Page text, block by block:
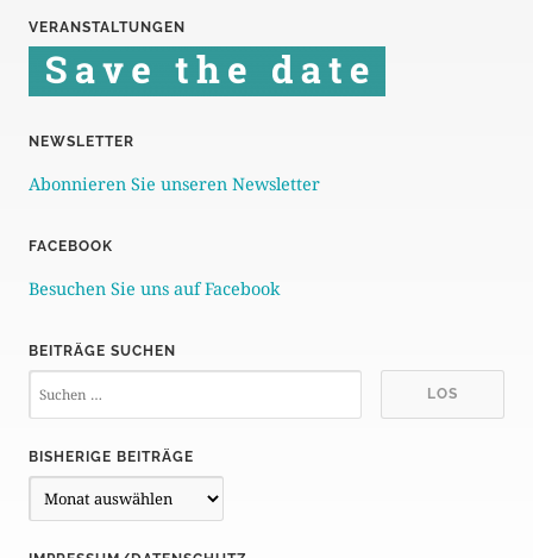
VERANSTALTUNGEN
NEWSLETTER
Abonnieren Sie unseren Newsletter
FACEBOOK
Besuchen Sie uns auf Facebook
BEITRÄGE SUCHEN
BISHERIGE BEITRÄGE